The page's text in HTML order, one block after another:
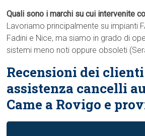
Quali sono i marchi su cui intervenite
Lavoriamo principalmente su impianti
Fadini e Nice, ma siamo in grado di
sistemi meno noti oppure obsoleti
Recensioni dei
assistenza cancelli
Came a Rovigo e